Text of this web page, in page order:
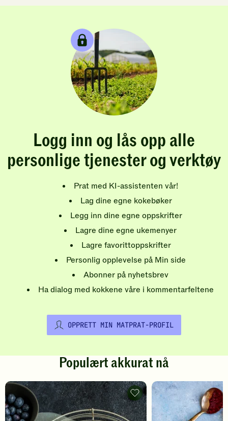
Logg inn og lås opp alle
personlige tjenester og verktøy
Prat med KI-assistenten vår!
Lag dine egne kokebøker
Legg inn dine egne oppskrifter
Lagre dine egne ukemenyer
Lagre favorittoppskrifter
Personlig opplevelse på Min side
Abonner på nyhetsbrev
Ha dialog med kokkene våre i kommentarfeltene
OPPRETT MIN MATPRAT-PROFIL
Populært akkurat nå
Pannekaker
-
legg
til